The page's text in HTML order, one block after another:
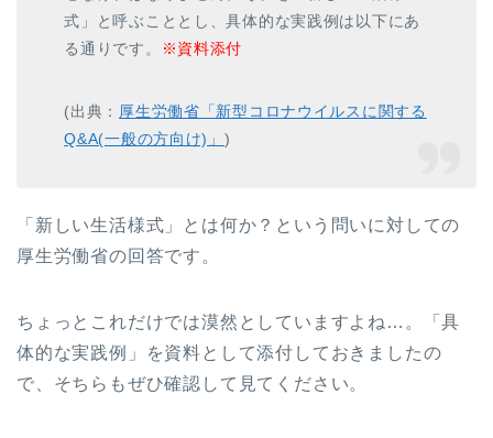
式」と呼ぶこととし、具体的な実践例は以下にあ
る通りです。
※資料添付
(出典： 厚生労働省「新型コロナウイルスに関する
Q&A(一般の方向け)」 )
「新しい生活様式」とは何か？という問いに対しての
厚生労働省の回答です。
ちょっとこれだけでは漠然としていますよね…。「具
体的な実践例」を資料として添付しておきましたの
で、そちらもぜひ確認して見てください。